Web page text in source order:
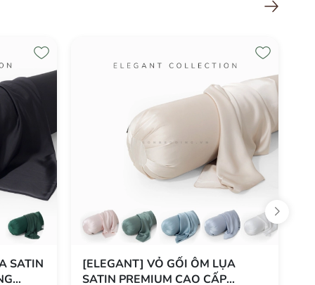
[LUXURY] VỎ GỐI ÔM LỤA SATIN
PREMIUM CAO CẤP PHONG